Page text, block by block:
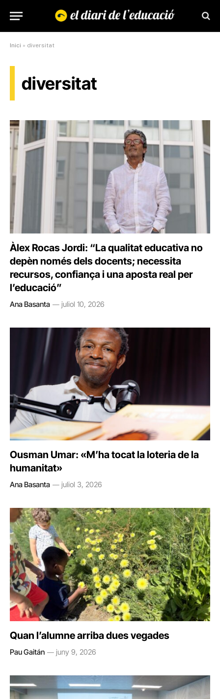
Inici » diversitat
diversitat
Àlex Rocas Jordi: “La qualitat educativa no
depèn només dels docents; necessita
recursos, confiança i una aposta real per
l’educació”
Ana Basanta juliol 10, 2026
Ousman Umar: «M’ha tocat la loteria de la
humanitat»
Ana Basanta juliol 3, 2026
Quan l’alumne arriba dues vegades
Pau Gaitán juny 9, 2026